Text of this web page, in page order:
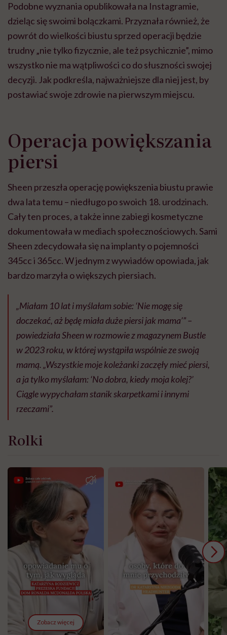
Podobne wyznania opublikowała na Instagramie,
dzieląc się swoimi bolączkami. Przyznała również, że
powrót do wielkości biustu sprzed operacji będzie
trudny „nie tylko fizycznie, ale też psychicznie”, mimo
wszystko nie ma wątpliwości co do słuszności swojej
decyzji. Jak podkreśla, najważniejsze dla niej jest, by
postawiać swoje zdrowie na pierwszym miejscu.
Operacja powiększania
piersi
Sheen przeszła operację powiększenia biustu prawie
dwa lata temu – niedługo po swoich 18. urodzinach.
Cały ten proces, a także inne zabiegi kosmetyczne
dokumentowała w mediach społecznościowych. Sami
Sheen zdecydowała się na implanty o pojemności
345cc i 365cc. W jednym z wywiadów opowiada, jak
bardzo marzyła o większych piersiach.
„Miałam 10 lat i myślałam sobie: ‘Nie mogę się
doczekać, aż będę miała duże piersi jak mama’” –
powiedziała Sheen w rozmowie z magazynem Bustle
w 2023 roku, w której wystąpiła wspólnie ze swoją
mamą. „Wszystkie moje koleżanki zaczęły mieć piersi,
a ja tylko myślałam: ‘No dobra, kiedy moja kolej?’
Ciągle wypychałam stanik skarpetkami i innymi
rzeczami”.
Rolki
Zobacz więcej